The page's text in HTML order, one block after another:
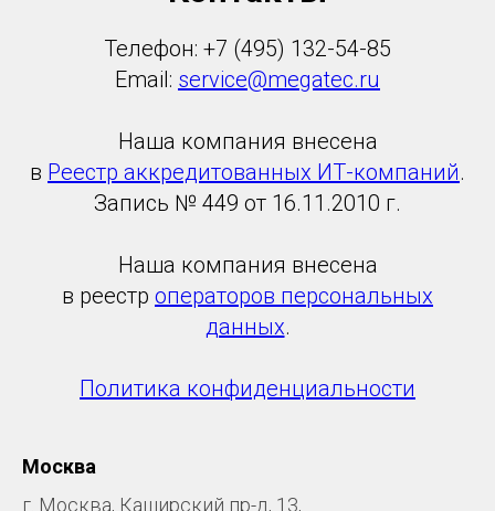
Телефон: +7 (495) 132-54-85
Email: service@megatec.ru
Наша компания внесена
в Реестр аккредитованных ИТ-компаний.
Запись № 449 от 16.11.2010 г.
Наша компания внесена
в реестр операторов персональных
данных.
Политика конфиденциальности
Москва
г. Москва, Каширский пр-д, 13,